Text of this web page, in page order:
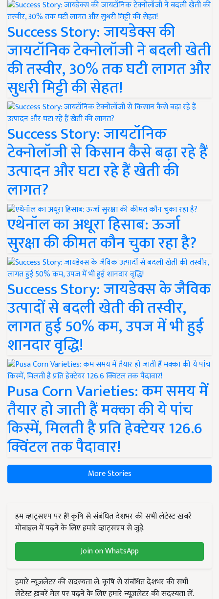
Success Story: जायडेक्स की
जायटॉनिक टेक्नोलॉजी ने बदली खेती
की तस्वीर, 30% तक घटी लागत और
सुधरी मिट्टी की सेहत!
Success Story: जायटॉनिक
टेक्नोलॉजी से किसान कैसे बढ़ा रहे हैं
उत्पादन और घटा रहे हैं खेती की
लागत?
एथेनॉल का अधूरा हिसाब: ऊर्जा
सुरक्षा की कीमत कौन चुका रहा है?
Success Story: जायडेक्स के जैविक
उत्पादों से बदली खेती की तस्वीर,
लागत हुई 50% कम, उपज में भी हुई
शानदार वृद्धि!
Pusa Corn Varieties: कम समय में
तैयार हो जाती हैं मक्का की ये पांच
किस्में, मिलती है प्रति हेक्टेयर 126.6
क्विंटल तक पैदावार!
More Stories
हम व्हाट्सएप पर हैं! कृषि से संबंधित देशभर की सभी लेटेस्ट ख़बरें
मोबाइल में पढ़ने के लिए हमारे व्हाट्सएप से जुड़ें.
Join on WhatsApp
हमारे न्यूज़लेटर की सदस्यता लें. कृषि से संबंधित देशभर की सभी
लेटेस्ट ख़बरें मेल पर पढ़ने के लिए हमारे न्यूज़लेटर की सदस्यता लें.